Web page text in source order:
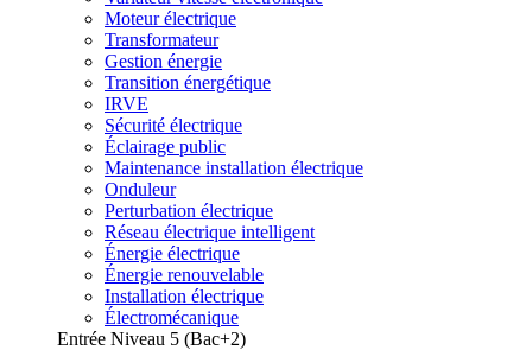
Moteur électrique
Transformateur
Gestion énergie
Transition énergétique
IRVE
Sécurité électrique
Éclairage public
Maintenance installation électrique
Onduleur
Perturbation électrique
Réseau électrique intelligent
Énergie électrique
Énergie renouvelable
Installation électrique
Électromécanique
Entrée Niveau 5 (Bac+2)